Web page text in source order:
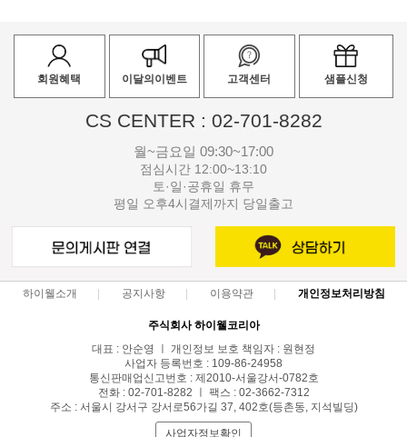
회원혜택 이달의이벤트 고객센터 샘플신청
CS CENTER : 02-701-8282
월~금요일 09:30~17:00
점심시간 12:00~13:10
토·일·공휴일 휴무
평일 오후4시결제까지 당일출고
하이웰소개 공지사항 이용약관 개인정보처리방침
주식회사 하이웰코리아
대표 : 안순영 ㅣ 개인정보 보호 책임자 : 원현정
사업자 등록번호 : 109-86-24958
통신판매업신고번호 : 제2010-서울강서-0782호
전화 : 02-701-8282 ㅣ 팩스 : 02-3662-7312
주소 : 서울시 강서구 강서로56가길 37, 402호(등촌동, 지석빌딩)
사업자정보확인